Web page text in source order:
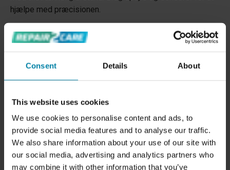
Consent Details About
This website uses cookies
We use cookies to personalise content and ads, to
provide social media features and to analyse our traffic.
We also share information about your use of our site with
our social media, advertising and analytics partners who
may combine it with other information that you’ve
hjælpe med præcisionen.
Kør langsomt:Ved kørsel på smalle veje eller i tæt trafik
vil det være en god ide at køre langsomt, så du bedre kan
afstanden til kantstenen.
parkeringssensorer og bakkameraer, der kan hjælpe med
at undgå parkeringsskader, men de virker sjældent helt
nede i dækhøjden.
Vælg dine parkeringspladser omhyggeligt:
Hvis muligt,
vælg parkeringspladser med lavere risiko for